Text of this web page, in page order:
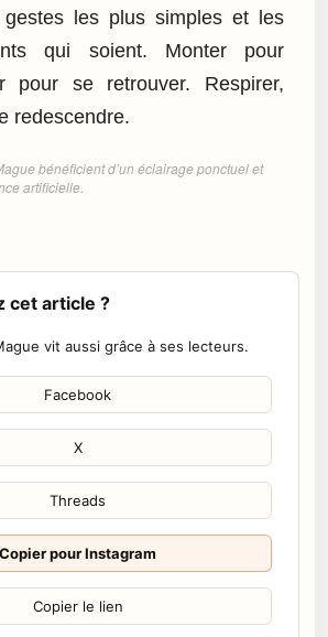
gestes les plus simples et les
qui soient. Monter pour
pour se retrouver. Respirer,
redescendre.
bénéficient d’un éclairage ponctuel et
artificielle.
cet article ?
vit aussi grâce à ses lecteurs.
Facebook
X
Threads
Copier pour Instagram
Copier le lien